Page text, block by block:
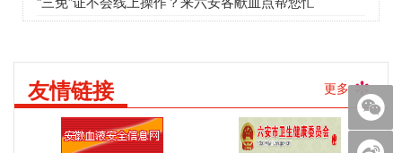
友情链接 更多